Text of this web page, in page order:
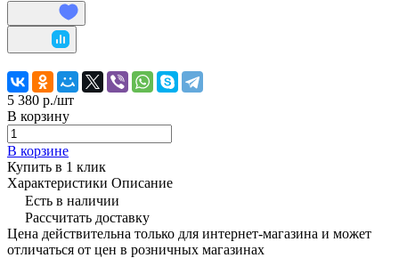
5 380 р./шт
В корзину
В корзине
Купить в 1 клик
Характеристики Описание
Есть в наличии
Рассчитать доставку
Цена действительна только для интернет-магазина и может
отличаться от цен в розничных магазинах